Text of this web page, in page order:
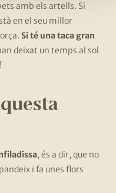
amb els artells. Si
en el seu millor
Si té una taca gran
deixat un temps al sol
, és a dir, que no
i fa unes flors